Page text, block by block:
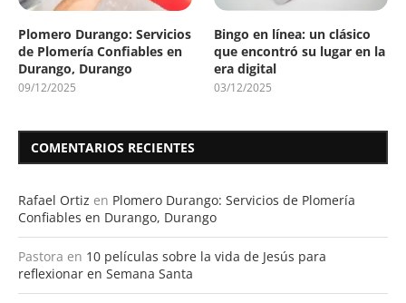
Plomero Durango: Servicios
de Plomería Confiables en
Durango, Durango
09/12/2025
Bingo en línea: un clásico
que encontró su lugar en la
era digital
03/12/2025
COMENTARIOS RECIENTES
Rafael Ortiz en Plomero Durango: Servicios de Plomería
Confiables en Durango, Durango
Pastora en 10 películas sobre la vida de Jesús para
reflexionar en Semana Santa